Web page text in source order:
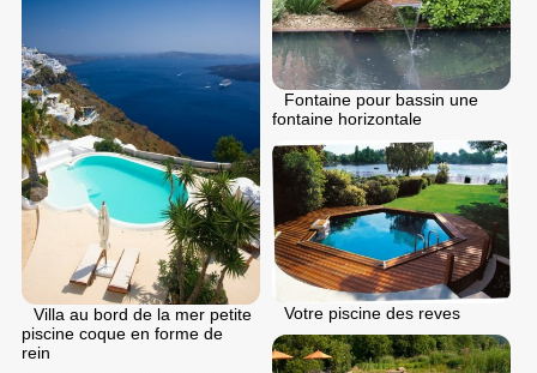
Fontaine pour bassin une
fontaine horizontale
Villa au bord de la mer petite
piscine coque en forme de
rein
Votre piscine des reves